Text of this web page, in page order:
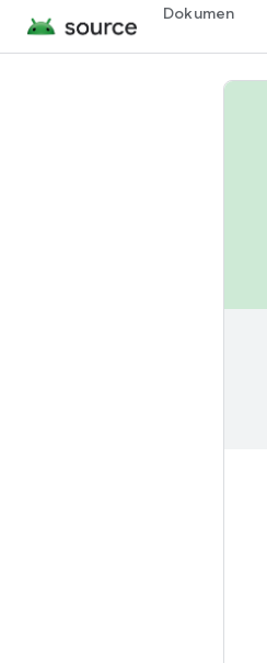
Dokumen